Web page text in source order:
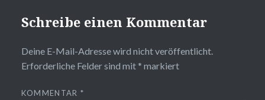
Schreibe einen Kommentar
Deine E-Mail-Adresse wird nicht veröffentlicht.
Erforderliche Felder sind mit * markiert
KOMMENTAR *